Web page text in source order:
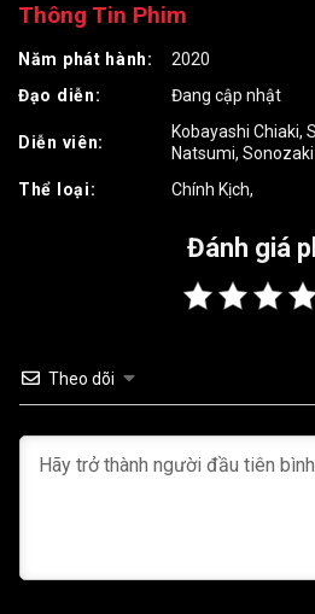
Thông Tin Phim
Năm phát hành:
2020
Đạo diễn:
Đang cập nhật
Diễn viên:
Kobayashi Chiaki,
Natsumi,
Thể loại:
Chính Kịch,
Đánh giá
Theo dõi